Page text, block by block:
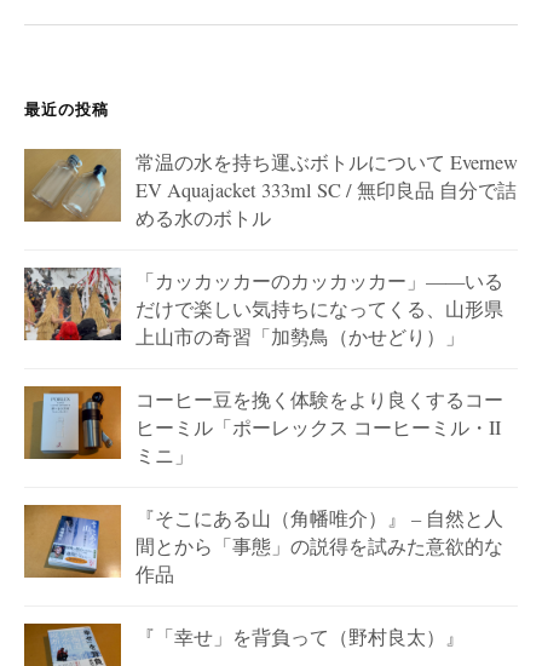
ョ
最近の投稿
常温の水を持ち運ぶボトルについて Evernew
EV Aquajacket 333ml SC / 無印良品 自分で詰
める水のボトル
「カッカッカーのカッカッカー」——いる
だけで楽しい気持ちになってくる、山形県
上山市の奇習「加勢鳥（かせどり）」
コーヒー豆を挽く体験をより良くするコー
ヒーミル「ポーレックス コーヒーミル・II
ミニ」
『そこにある山（角幡唯介）』 – 自然と人
間とから「事態」の説得を試みた意欲的な
作品
『「幸せ」を背負って（野村良太）』